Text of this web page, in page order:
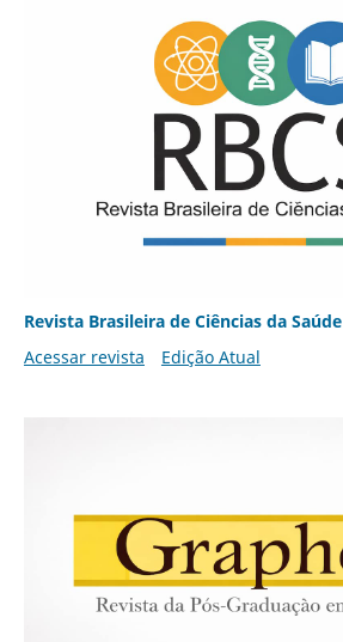
Revista Brasileira de Ciências da Saúde
Acessar revista
Edição Atual